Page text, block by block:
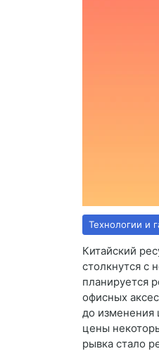
Технологии и
Китайский
столкнутся с
планируется
офисных
до изменения
цены
рывка стало